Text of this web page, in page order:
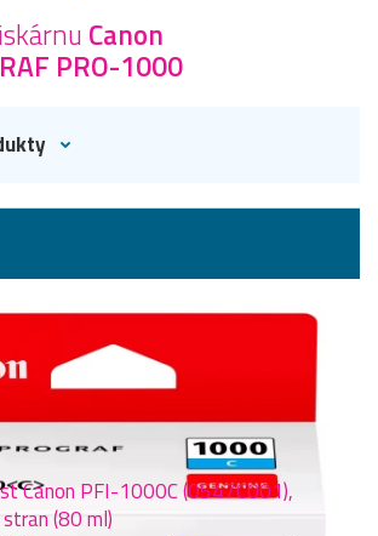
Canon
PRO-1000
Canon PFI-1000C (0547C001),
(80 ml)